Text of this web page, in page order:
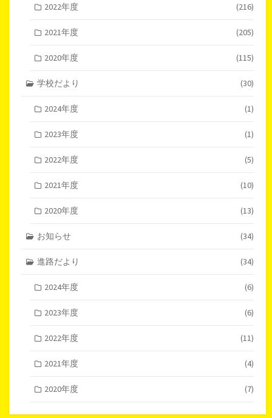
2022年度 (216)
2021年度 (205)
2020年度 (115)
学校だより (30)
2024年度 (1)
2023年度 (1)
2022年度 (5)
2021年度 (10)
2020年度 (13)
お知らせ (34)
進路だより (34)
2024年度 (6)
2023年度 (6)
2022年度 (11)
2021年度 (4)
2020年度 (7)